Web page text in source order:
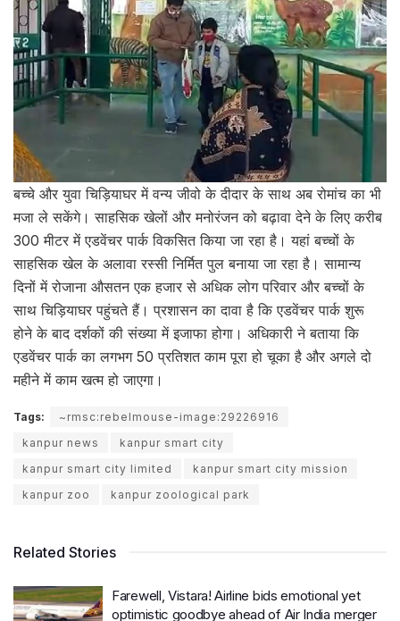
बच्चे और युवा चिड़ियाघर में वन्य जीवो के दीदार के साथ अब रोमांच का भी
मजा ले सकेंगे। साहसिक खेलों और मनोरंजन को बढ़ावा देने के लिए करीब
300 मीटर में एडवेंचर पार्क विकसित किया जा रहा है। यहां बच्चों के
साहसिक खेल के अलावा रस्सी निर्मित पुल बनाया जा रहा है। सामान्य
दिनों में रोजाना औसतन एक हजार से अधिक लोग परिवार और बच्चों के
साथ चिड़ियाघर पहुंचते हैं। प्रशासन का दावा है कि एडवेंचर पार्क शुरू
होने के बाद दर्शकों की संख्या में इजाफा होगा। अधिकारी ने बताया कि
एडवेंचर पार्क का लगभग 50 प्रतिशत काम पूरा हो चूका है और अगले दो
महीने में काम खत्म हो जाएगा।
Tags:
~rmsc:rebelmouse-image:29226916
kanpur news
kanpur smart city
kanpur smart city limited
kanpur smart city mission
kanpur zoo
kanpur zoological park
Related Stories
Farewell, Vistara! Airline bids emotional yet
optimistic goodbye ahead of Air India merger